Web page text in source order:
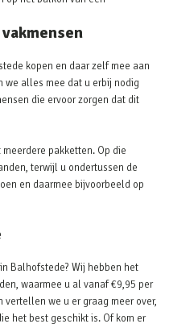
kopen en daar zelf mee aan
we alles mee dat u erbij nodig
die ervoor zorgen dat dit
pakketten. Op die
terwijl u ondertussen de
en daarmee bijvoorbeeld op
Balhofstede? Wij hebben het
waarmee u al vanaf €9,95 per
vertellen we u er graag meer over,
het best geschikt is. Of kom er